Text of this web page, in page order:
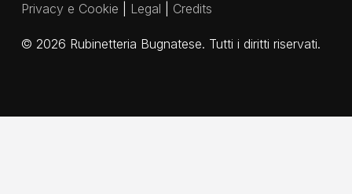
Privacy e Cookie Legal Credits
© 2026 Rubinetteria Bugnatese. Tutti i diritti riservati.